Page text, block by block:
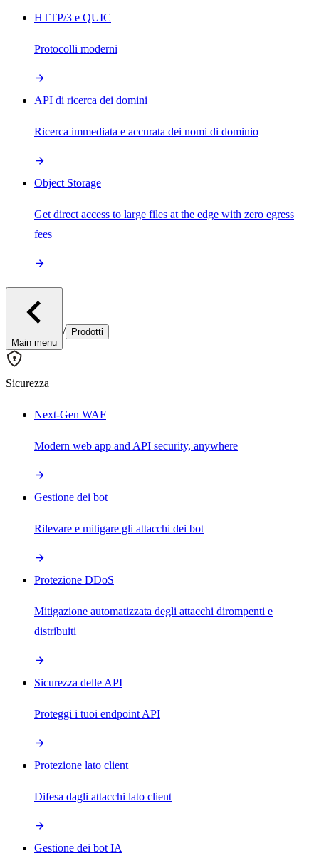
HTTP/3 e QUIC
Protocolli moderni
API di ricerca dei domini
Ricerca immediata e accurata dei nomi di dominio
Object Storage
Get direct access to large files at the edge with zero egress
fees
Main menu
/ Prodotti
Sicurezza
Next-Gen WAF
Modern web app and API security, anywhere
Gestione dei bot
Rilevare e mitigare gli attacchi dei bot
Protezione DDoS
Mitigazione automatizzata degli attacchi dirompenti e
distribuiti
Sicurezza delle API
Proteggi i tuoi endpoint API
Protezione lato client
Difesa dagli attacchi lato client
Gestione dei bot IA